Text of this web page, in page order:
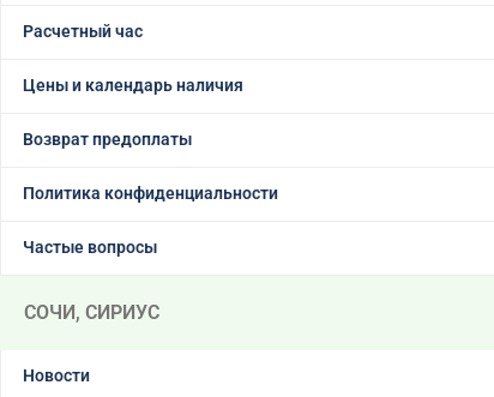
Расчетный час
Цены и календарь наличия
Возврат предоплаты
Политика конфиденциальности
Частые вопросы
СОЧИ, СИРИУС
Новости